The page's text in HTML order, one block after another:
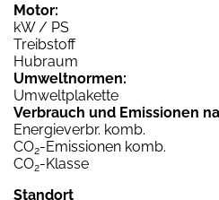
Motor:
kW / PS
Treibstoff
Hubraum
Umweltnormen:
Umweltplakette
Verbrauch und Emissionen
Energieverbr. komb.
CO2-Emissionen komb.
CO2-Klasse
Standort